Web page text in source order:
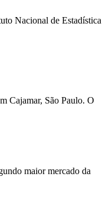
Nacional de Estadística
Cajamar, São Paulo. O
maior mercado da